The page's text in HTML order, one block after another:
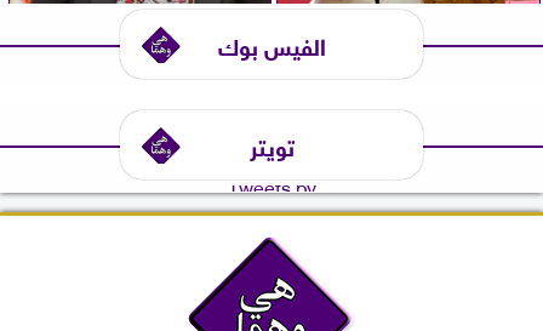
الفيس بوك
تويتر
Tweets by